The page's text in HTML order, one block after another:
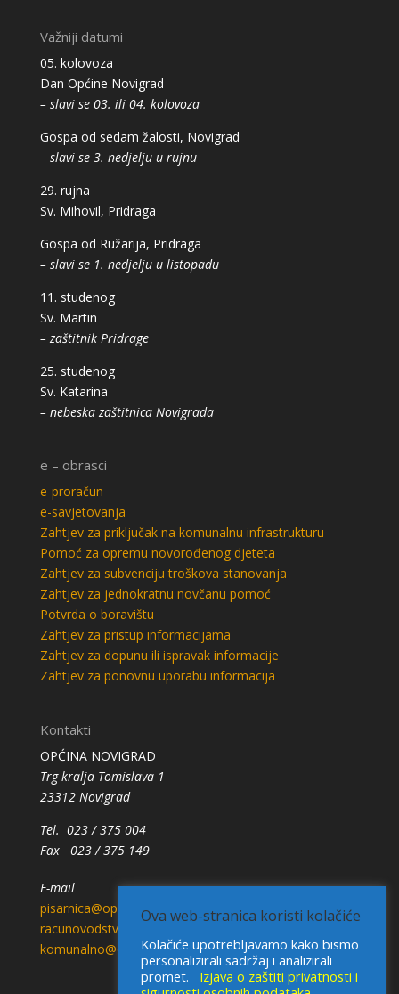
Važniji datumi
05. kolovoza
Dan Općine Novigrad
– slavi se 03. ili 04. kolovoza
Gospa od sedam žalosti, Novigrad
– slavi se 3. nedjelju u rujnu
29. rujna
Sv. Mihovil, Pridraga
Gospa od Ružarija, Pridraga
– slavi se 1. nedjelju u listopadu
11. studenog
Sv. Martin
– zaštitnik Pridrage
25. studenog
Sv. Katarina
– nebeska zaštitnica Novigrada
e – obrasci
e-proračun
e-savjetovanja
Zahtjev za priključak na komunalnu infrastrukturu
Pomoć za opremu novorođenog djeteta
Zahtjev za subvenciju troškova stanovanja
Zahtjev za jednokratnu novčanu pomoć
Potvrda o boravištu
Zahtjev za pristup informacijama
Zahtjev za dopunu ili ispravak informacije
Zahtjev za ponovnu uporabu informacija
Kontakti
OPĆINA NOVIGRAD
Trg kralja Tomislava 1
23312 Novigrad
Tel. 023 / 375 004
Fax 023 / 375 149
E-mail
pisarnica@opcina-novigrad.hr
racunovodstvo@opcina-novigrad.hr
komunalno@opcina-novigrad.hr
Ova web-stranica koristi kolačiće
Kolačiće upotrebljavamo kako bismo
personalizirali sadržaj i analizirali
promet. Izjava o zaštiti privatnosti i